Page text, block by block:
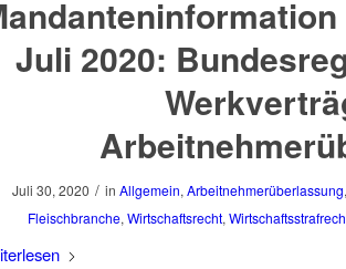
Juli 2020:
Juli 30, 2020 / in Allgemein, Arbeitnehmerüberlassung,
Fleischbranche, Wirtschaftsrecht,